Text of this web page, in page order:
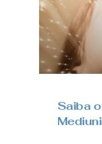
Saiba